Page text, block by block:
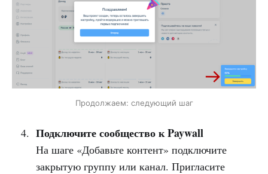
Продолжаем: следующий шаг
Подключите сообщество к Paywall
На шаге «Добавьте контент» подключите
закрытую группу или канал. Пригласите